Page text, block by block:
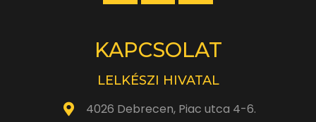
KAPCSOLAT
LELKÉSZI HIVATAL
4026 Debrecen, Piac utca 4-6.